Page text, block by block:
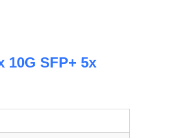
10G SFP+ 5x